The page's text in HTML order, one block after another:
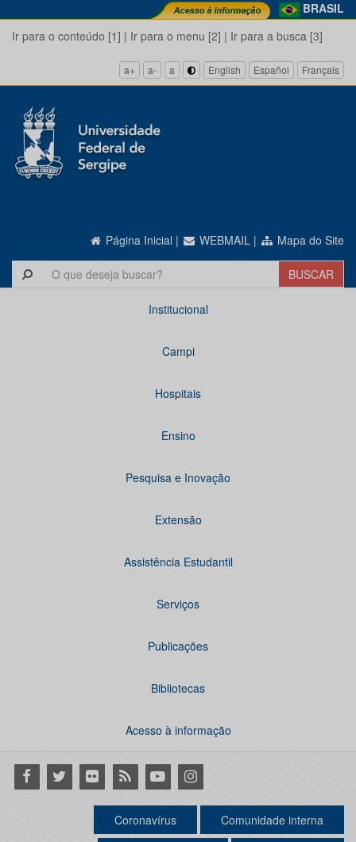
BRASIL
Ir para o conteúdo [1] | Ir para o menu [2] | Ir para a busca [3]
a+ a- a English Español Français
Página Inicial | WEBMAIL | Mapa do Site
Institucional
Campi
Hospitais
Ensino
Pesquisa e Inovação
Extensão
Assistência Estudantil
Serviços
Publicações
Bibliotecas
Acesso à informação
Facebook
Twitter Flickr RSS YoutubeInstagram
Coronavírus Comunidade interna